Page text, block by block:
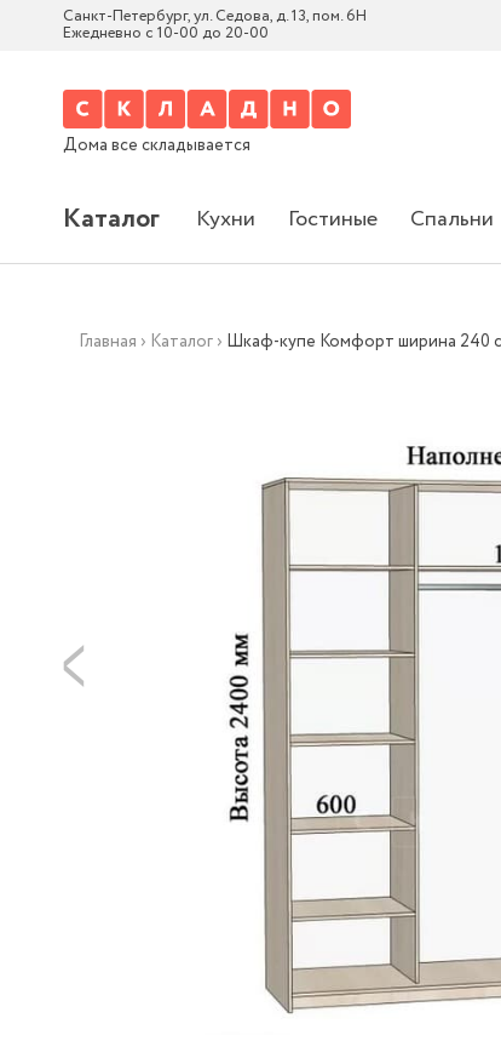
Санкт-Петербург, ул. Седова, д. 13, пом. 6Н
Ежедневно с 10-00 до 20-00
Дома все складывается
Каталог Кухни Гостиные Спальни
Главная › Каталог › Шкаф-купе Комфорт ширина 240